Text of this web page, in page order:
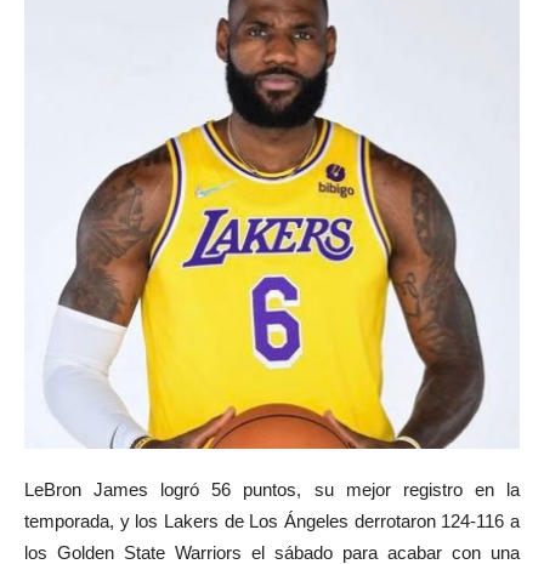
LeBron James logró 56 puntos, su mejor registro en la
temporada, y los Lakers de Los Ángeles derrotaron 124-116 a
los Golden State Warriors el sábado para acabar con una